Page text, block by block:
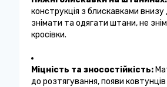
конструкція з блискавками внизу
знімати та одягати штани, не
кросівки.
Міцність та зносостійкість:
до розтягування, появи